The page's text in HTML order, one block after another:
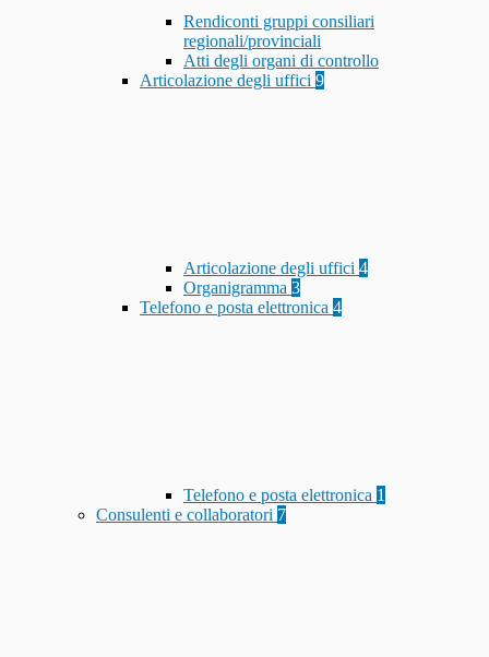
Rendiconti gruppi consiliari
regionali/provinciali
Atti degli organi di controllo
Articolazione degli uffici 9
Articolazione degli uffici 4
Organigramma 3
Telefono e posta elettronica 4
Telefono e posta elettronica 1
Consulenti e collaboratori 7